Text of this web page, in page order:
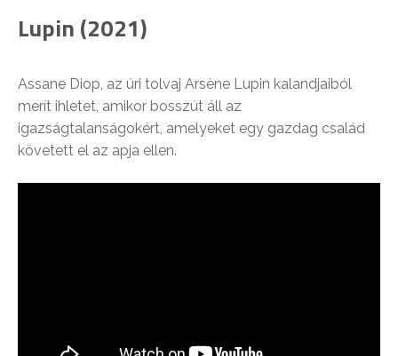
Lupin (2021)
Assane Diop, az úri tolvaj Arsène Lupin kalandjaiból
merít ihletet, amikor bosszút áll az
igazságtalanságokért, amelyeket egy gazdag család
követett el az apja ellen.